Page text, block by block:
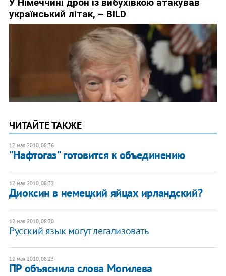
ЧИТАЙТЕ ТАКЖЕ
12 мая 2010, 08:36
"Нафтогаз" готовится к объединению
12 мая 2010, 08:32
Диоксин в немецкий яйцах ирландский?
12 мая 2010, 08:30
Русский язык могут легализовать
12 мая 2010, 08:23
ПР объяснила слова Могилева